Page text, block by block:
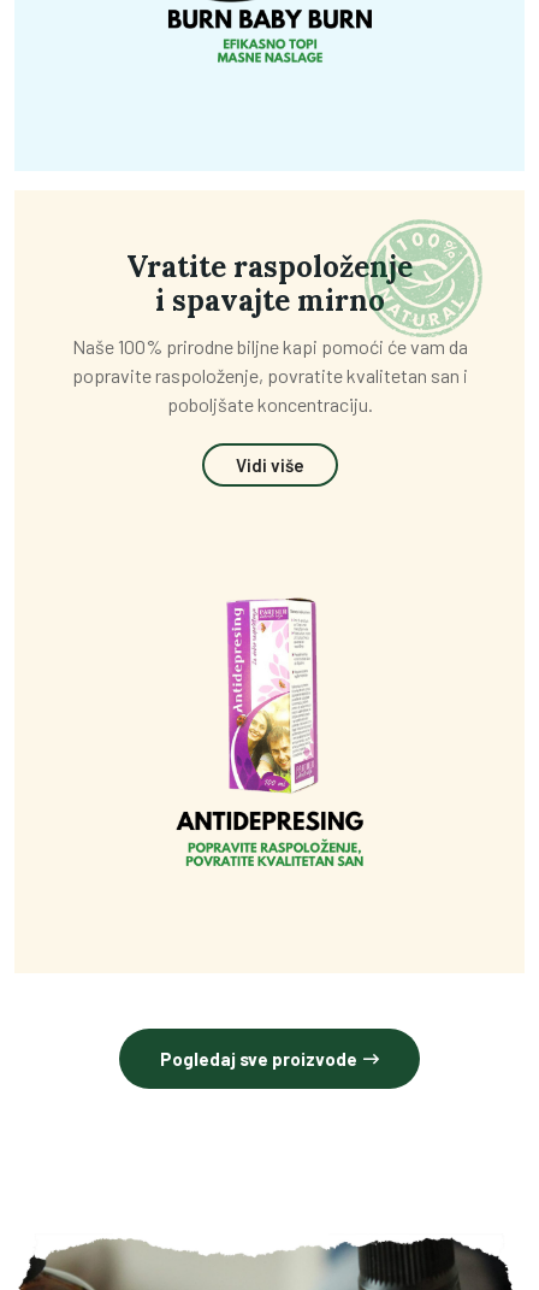
Vratite raspoloženje
i spavajte mirno
Naše 100% prirodne biljne kapi pomoći će vam da
popravite raspoloženje, povratite kvalitetan san i
poboljšate koncentraciju.
Vidi više
Pogledaj sve proizvode